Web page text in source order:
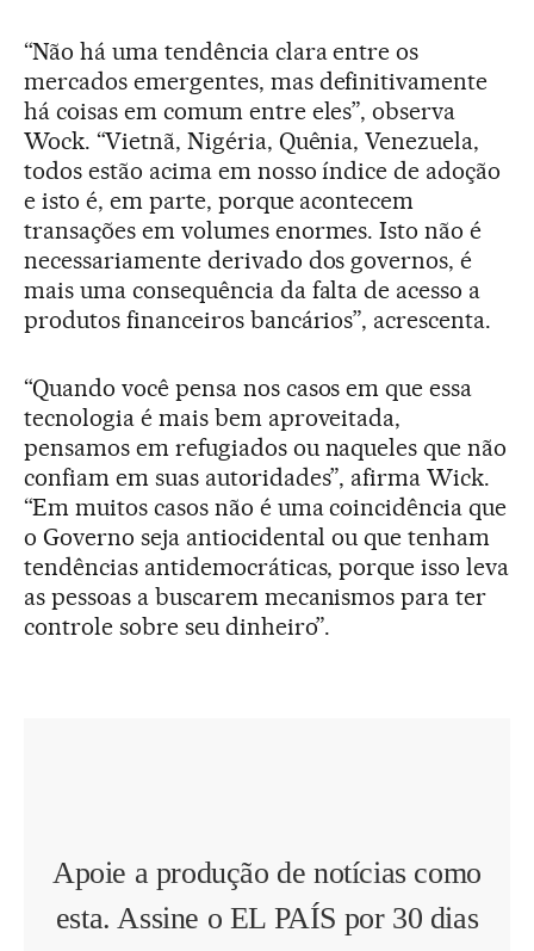
“Não há uma tendência clara entre os
mercados emergentes, mas definitivamente
há coisas em comum entre eles”, observa
Wock. “Vietnã, Nigéria, Quênia, Venezuela,
todos estão acima em nosso índice de adoção
e isto é, em parte, porque acontecem
transações em volumes enormes. Isto não é
necessariamente derivado dos governos, é
mais uma consequência da falta de acesso a
produtos financeiros bancários”, acrescenta.
“Quando você pensa nos casos em que essa
tecnologia é mais bem aproveitada,
pensamos em refugiados ou naqueles que não
confiam em suas autoridades”, afirma Wick.
“Em muitos casos não é uma coincidência que
o Governo seja antiocidental ou que tenham
tendências antidemocráticas, porque isso leva
as pessoas a buscarem mecanismos para ter
controle sobre seu dinheiro”.
Apoie a produção de notícias como
esta. Assine o EL PAÍS por 30 dias